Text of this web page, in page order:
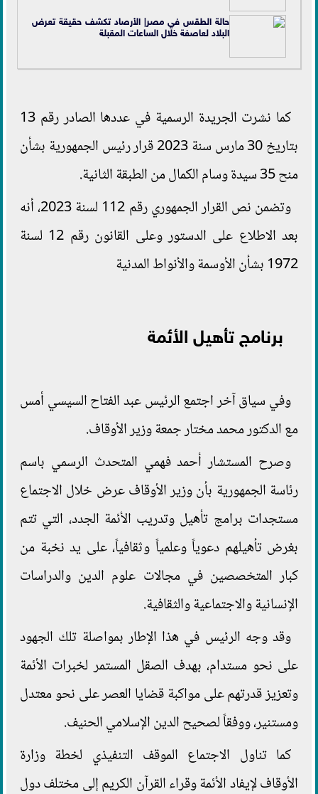
حالة الطقس في مصر| الأرصاد تكشف حقيقة تعرض
البلاد لعاصفة خلال الساعات المقبلة
كما نشرت الجريدة الرسمية في عددها الصادر رقم 13
بتاريخ 30 مارس سنة 2023 قرار رئيس الجمهورية بشأن
منح 35 سيدة وسام الكمال من الطبقة الثانية.
وتضمن نص القرار الجمهوري رقم 112 لسنة 2023، أنه
بعد الاطلاع على الدستور وعلى القانون رقم 12 لسنة
1972 بشأن الأوسمة والأنواط المدنية
برنامج تأهيل الأئمة
وفي سياق آخر اجتمع الرئيس عبد الفتاح السيسي أمس
مع الدكتور محمد مختار جمعة وزير الأوقاف.
وصرح المستشار أحمد فهمي المتحدث الرسمي باسم
رئاسة الجمهورية بأن وزير الأوقاف عرض خلال الاجتماع
مستجدات برامج تأهيل وتدريب الأئمة الجدد، التي تتم
بغرض تأهيلهم دعوياً وعلمياً وثقافياً، على يد نخبة من
كبار المتخصصين في مجالات علوم الدين والدراسات
الإنسانية والاجتماعية والثقافية.
وقد وجه الرئيس في هذا الإطار بمواصلة تلك الجهود
على نحو مستدام، بهدف الصقل المستمر لخبرات الأئمة
وتعزيز قدرتهم على مواكبة قضايا العصر على نحو معتدل
ومستنير، ووفقاً لصحيح الدين الإسلامي الحنيف.
كما تناول الاجتماع الموقف التنفيذي لخطة وزارة
الأوقاف لإيفاد الأئمة وقراء القرآن الكريم إلى مختلف دول